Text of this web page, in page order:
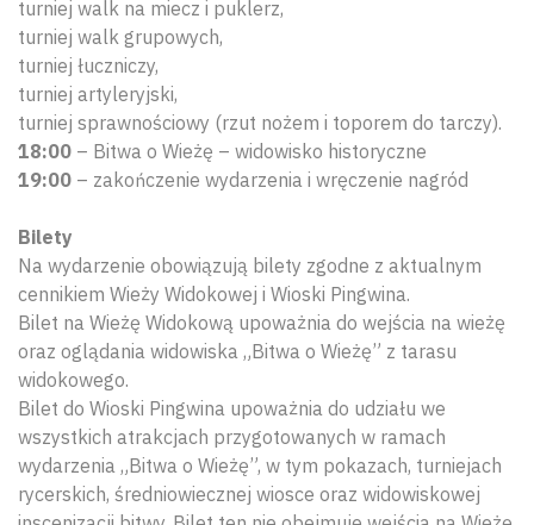
turniej walk na miecz i puklerz,
turniej walk grupowych,
turniej łuczniczy,
turniej artyleryjski,
turniej sprawnościowy (rzut nożem i toporem do tarczy).
18:00 – Bitwa o Wieżę – widowisko historyczne
19:00 – zakończenie wydarzenia i wręczenie nagród
Bilety
Na wydarzenie obowiązują bilety zgodne z aktualnym
cennikiem Wieży Widokowej i Wioski Pingwina.
Bilet na Wieżę Widokową upoważnia do wejścia na wieżę
oraz oglądania widowiska „Bitwa o Wieżę” z tarasu
widokowego.
Bilet do Wioski Pingwina upoważnia do udziału we
wszystkich atrakcjach przygotowanych w ramach
wydarzenia „Bitwa o Wieżę”, w tym pokazach, turniejach
rycerskich, średniowiecznej wiosce oraz widowiskowej